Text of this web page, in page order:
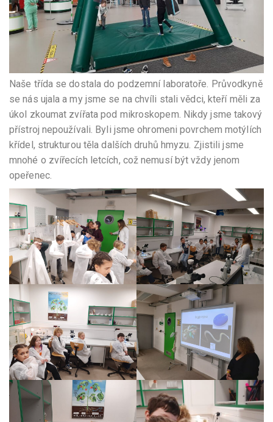
Naše třída se dostala do podzemní laboratoře. Průvodkyně
se nás ujala a my jsme se na chvíli stali vědci, kteří měli za
úkol zkoumat zvířata pod mikroskopem. Nikdy jsme takový
přístroj nepoužívali. Byli jsme ohromeni povrchem motýlích
křídel, strukturou těla dalších druhů hmyzu. Zjistili jsme
mnohé o zvířecích letcích, což nemusí být vždy jenom
opeřenec.